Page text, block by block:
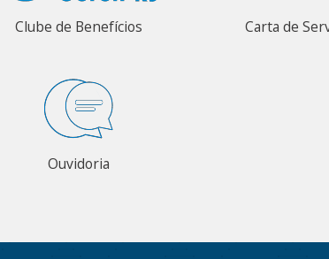
Clube de Benefícios Carta de
Ouvidoria